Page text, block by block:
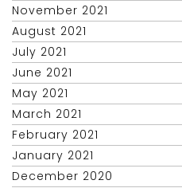
November 2021
August 2021
July 2021
June 2021
May 2021
March 2021
February 2021
January 2021
December 2020